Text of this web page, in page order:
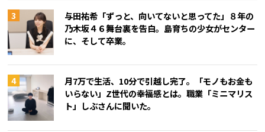
与田祐希「ずっと、向いてないと思ってた」８年の
乃木坂４６舞台裏を告白。島育ちの少女がセンター
に、そして卒業。
月7万で生活、10分で引越し完了。「モノもお金も
いらない」Z世代の幸福感とは。職業「ミニマリス
ト」しぶさんに聞いた。